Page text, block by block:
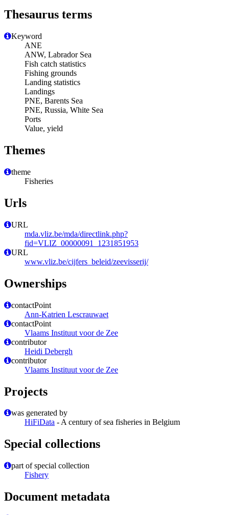
Thesaurus terms
Keyword
ANE
ANW, Labrador Sea
Fish catch statistics
Fishing grounds
Landing statistics
Landings
PNE, Barents Sea
PNE, Russia, White Sea
Ports
Value, yield
Themes
theme
Fisheries
Urls
URL
mda.vliz.be/mda/directlink.php?
fid=VLIZ_00000091_1231851953
URL
www.vliz.be/cijfers_beleid/zeevisserij/
Ownerships
contactPoint
Ann-Katrien Lescrauwaet
contactPoint
Vlaams Instituut voor de Zee
contributor
Heidi Debergh
contributor
Vlaams Instituut voor de Zee
Projects
was generated by
HiFiData - A century of sea fisheries in Belgium
Special collections
part of special collection
Fishery
Document metadata